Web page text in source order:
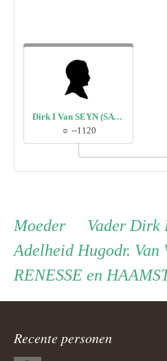
Dirk I Van SEYN (SAYN)
☼ --1120
Persoon
ouder
Vader Vader
Dirk
MoederMoeder
Adelheid Hugodr. Van
RENESSE en
Recente personen